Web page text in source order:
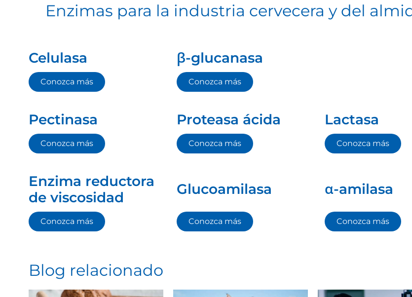
Enzimas para la industria cervecera y del
Celulasa
Conozca más
β-glucanasa
Conozca más
Pectinasa
Conozca más
Proteasa ácida
Conozca más
Lactasa
Conozca más
Enzima reductora
de viscosidad
Conozca más
Glucoamilasa
Conozca más
α-amilasa
Conozca más
Blog relacionado